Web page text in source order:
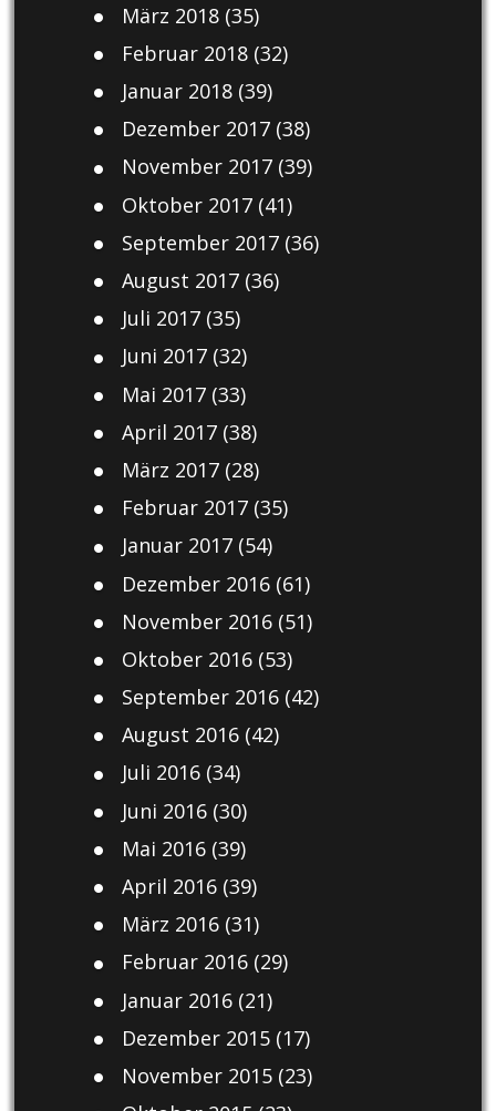
März 2018(35)
Februar 2018(32)
Januar 2018(39)
Dezember 2017(38)
November 2017(39)
Oktober 2017(41)
September 2017(36)
August 2017(36)
Juli 2017(35)
Juni 2017(32)
Mai 2017(33)
April 2017(38)
März 2017(28)
Februar 2017(35)
Januar 2017(54)
Dezember 2016(61)
November 2016(51)
Oktober 2016(53)
September 2016(42)
August 2016(42)
Juli 2016(34)
Juni 2016(30)
Mai 2016(39)
April 2016(39)
März 2016(31)
Februar 2016(29)
Januar 2016(21)
Dezember 2015(17)
November 2015(23)